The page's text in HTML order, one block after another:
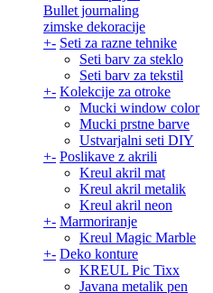
Bullet journaling
zimske dekoracije
+- Seti za razne tehnike
Seti barv za steklo
Seti barv za tekstil
+- Kolekcije za otroke
Mucki window color
Mucki prstne barve
Ustvarjalni seti DIY
+- Poslikave z akrili
Kreul akril mat
Kreul akril metalik
Kreul akril neon
+- Marmoriranje
Kreul Magic Marble
+- Deko konture
KREUL Pic Tixx
Javana metalik pen